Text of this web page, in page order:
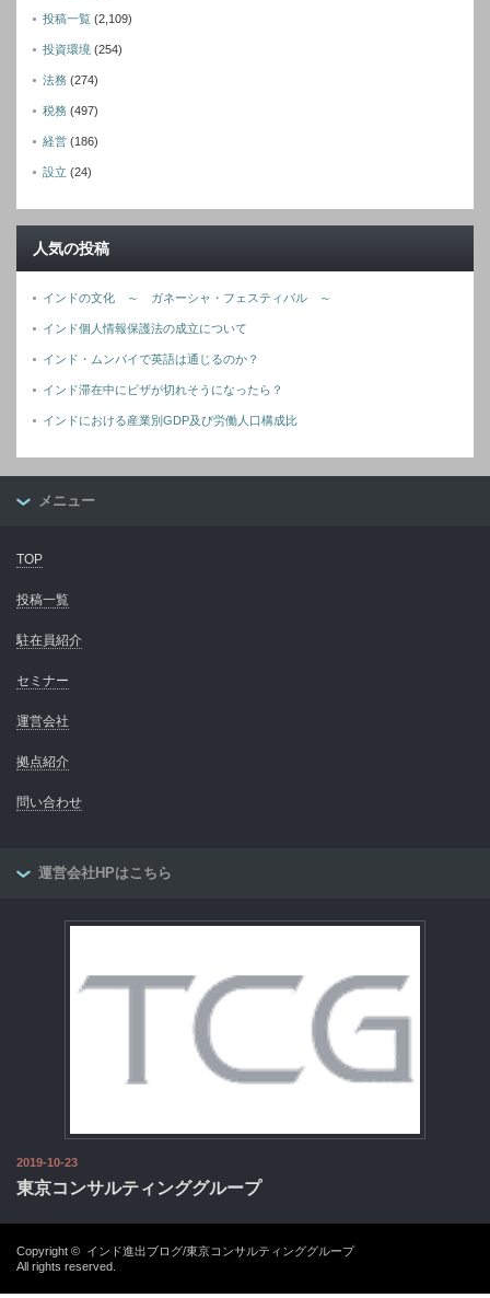
投稿一覧 (2,109)
投資環境 (254)
法務 (274)
税務 (497)
経営 (186)
設立 (24)
人気の投稿
インドの文化 ～ ガネーシャ・フェスティバル ～
インド個人情報保護法の成立について
インド・ムンバイで英語は通じるのか？
インド滞在中にビザが切れそうになったら？
インドにおける産業別GDP及び労働人口構成比
メニュー
TOP
投稿一覧
駐在員紹介
セミナー
運営会社
拠点紹介
問い合わせ
運営会社HPはこちら
2019-10-23
東京コンサルティンググループ
Copyright © インド進出ブログ/東京コンサルティンググループ
All rights reserved.